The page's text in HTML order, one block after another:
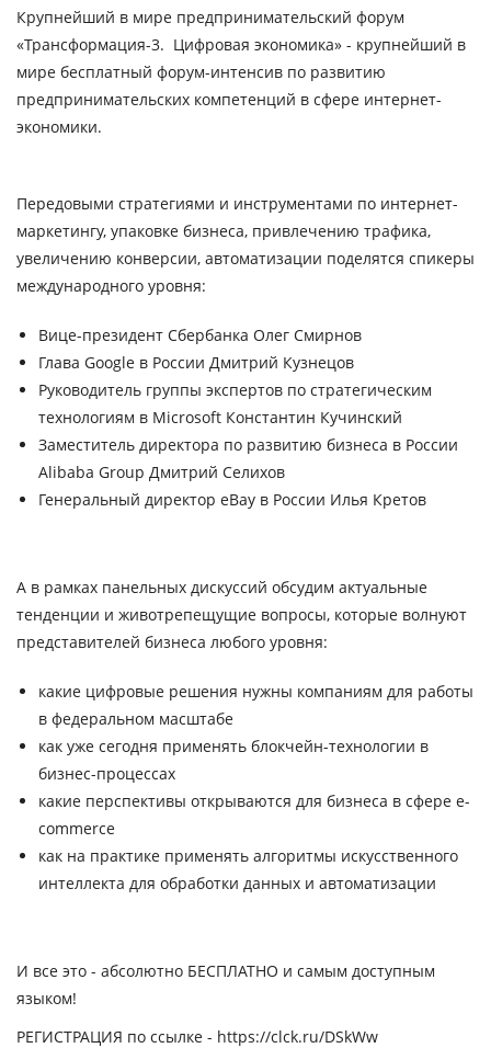
Крупнейший в мире предпринимательский форум
«Трансформация-3. Цифровая экономика» - крупнейший в
мире бесплатный форум-интенсив по развитию
предпринимательских компетенций в сфере интернет-
экономики.
Передовыми стратегиями и инструментами по интернет-
маркетингу, упаковке бизнеса, привлечению трафика,
увеличению конверсии, автоматизации поделятся спикеры
международного уровня:
Вице-президент Сбербанка Олег Смирнов
Глава Google в России Дмитрий Кузнецов
Руководитель группы экспертов по стратегическим
технологиям в Microsoft Константин Кучинский
Заместитель директора по развитию бизнеса в России
Alibaba Group Дмитрий Селихов
Генеральный директор eBay в России Илья Кретов
А в рамках панельных дискуссий обсудим актуальные
тенденции и животрепещущие вопросы, которые волнуют
представителей бизнеса любого уровня:
какие цифровые решения нужны компаниям для работы
в федеральном масштабе
как уже сегодня применять блокчейн-технологии в
бизнес-процессах
какие перспективы открываются для бизнеса в сфере e-
commerce
как на практике применять алгоритмы искусственного
интеллекта для обработки данных и автоматизации
И все это - абсолютно БЕСПЛАТНО и самым доступным
языком!
РЕГИСТРАЦИЯ по ссылке - https://clck.ru/DSkWw